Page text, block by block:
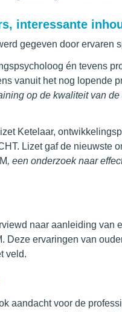
interessante
gegeven door ervaren
én tevens
vanuit het nog lopende
op de kwaliteit van
Ketelaar,
Lizet gaf de nieuwste
, een onderzoek naar
naar aanleiding van
Deze ervaringen van
veld.
aandacht voor de